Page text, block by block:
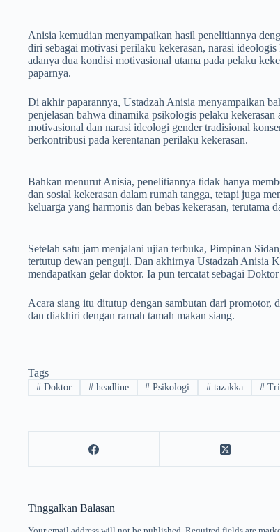
Anisia kemudian menyampaikan hasil penelitiannya
diri sebagai motivasi perilaku kekerasan, narasi
adanya dua kondisi motivasional utama pada pelaku
paparnya.
Di akhir paparannya, Ustadzah Anisia menyampaikan
penjelasan bahwa dinamika psikologis pelaku
motivasional dan narasi ideologi gender tradisional
berkontribusi pada kerentanan perilaku kekerasan.
Bahkan menurut Anisia, penelitiannya tidak hanya
dan sosial kekerasan dalam rumah tangga, tetapi juga
keluarga yang harmonis dan bebas kekerasan, terutama
Setelah satu jam menjalani ujian terbuka, Pimpinan
tertutup dewan penguji. Dan akhirnya Ustadzah Anisia
mendapatkan gelar doktor. Ia pun tercatat sebagai
Acara siang itu ditutup dengan sambutan dari promotor,
dan diakhiri dengan ramah tamah makan siang.
Tags
#Doktor #headline # Psikologi # tazakka #
Tinggalkan Balasan